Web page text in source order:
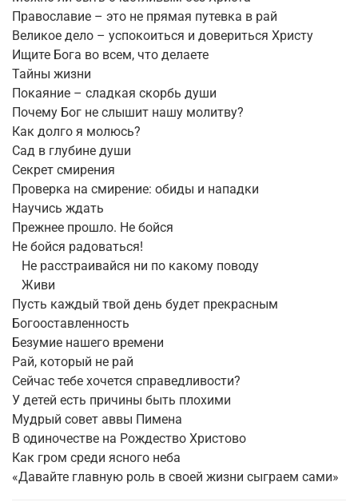
Православие – это не прямая путевка в рай
Великое дело – успокоиться и довериться Христу
Ищите Бога во всем, что делаете
Тайны жизни
Покаяние – сладкая скорбь души
Почему Бог не слышит нашу молитву?
Как долго я молюсь?
Сад в глубине души
Секрет смирения
Проверка на смирение: обиды и нападки
Научись ждать
Прежнее прошло. Не бойся
Не бойся радоваться!
Не расстраивайся ни по какому поводу
Живи
Пусть каждый твой день будет прекрасным
Богооставленность
Безумие нашего времени
Рай, который не рай
Сейчас тебе хочется справедливости?
У детей есть причины быть плохими
Мудрый совет аввы Пимена
В одиночестве на Рождество Христово
Как гром среди ясного неба
«Давайте главную роль в своей жизни сыграем сами»